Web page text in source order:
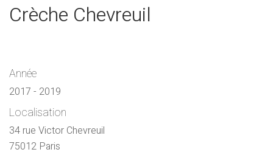
Crèche Chevreuil
Année
2017 - 2019
Localisation
34 rue Victor Chevreuil
75012 Paris